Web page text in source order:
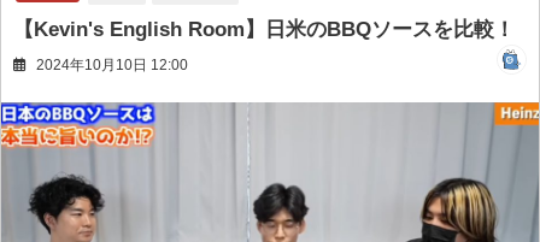
【Kevin's English Room】日米のBBQソースを比較！
2024年10月10日 12:00